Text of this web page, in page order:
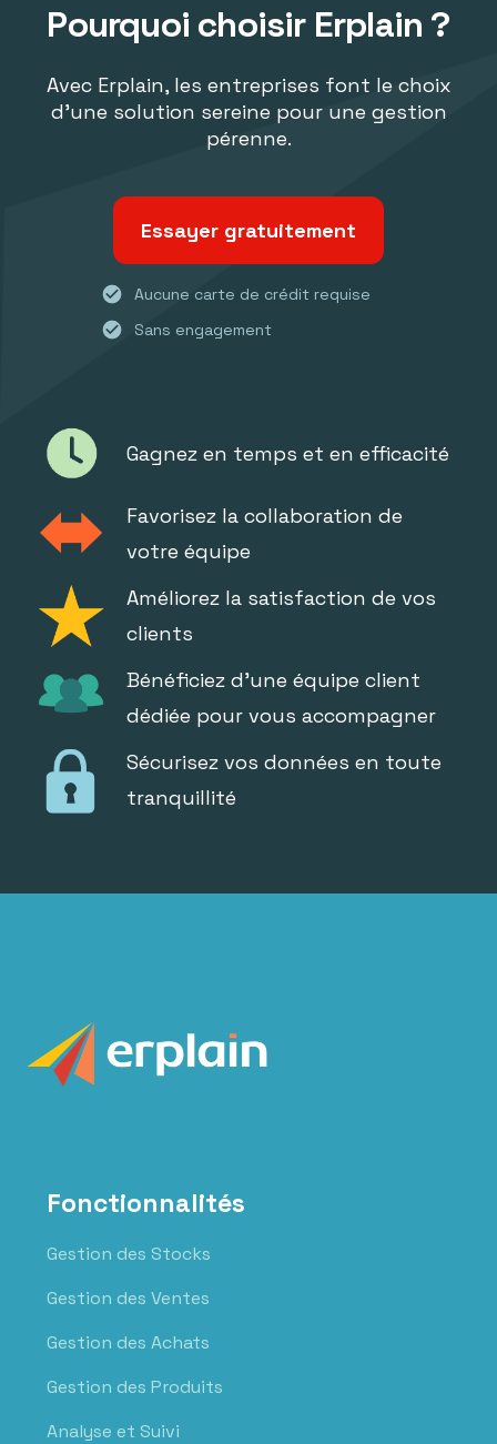
Pourquoi choisir Erplain ?
Avec Erplain, les entreprises font le choix
d'une solution sereine pour une gestion
pérenne.
Essayer gratuitement
check_circle Aucune carte de crédit requise
check_circle Sans engagement
Gagnez en temps et en efficacité
Favorisez la collaboration de
votre équipe
Améliorez la satisfaction de vos
clients
Bénéficiez d'une équipe client
dédiée pour vous accompagner
Sécurisez vos données en toute
tranquillité
Fonctionnalités
Gestion des Stocks
Gestion des Ventes
Gestion des Achats
Gestion des Produits
Analyse et Suivi